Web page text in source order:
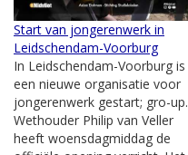
Start van jongerenwerk in
Leidschendam-Voorburg
In Leidschendam-Voorburg is
een nieuwe organisatie voor
jongerenwerk gestart; gro-up.
Wethouder Philip van Veller
heeft woensdagmiddag de